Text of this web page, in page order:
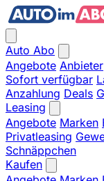
Auto Abo
Angebote Anbieter
Sofort verfügbar
Anzahlung Deals
Leasing
Angebote Marken
Privatleasing
Schnäppchen
Kaufen